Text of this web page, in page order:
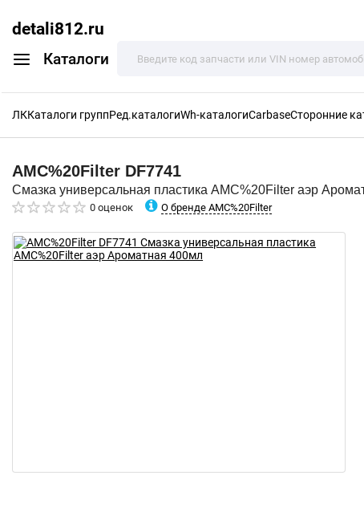
detali812.ru
Каталоги
ЛККаталоги группРед.каталогиWh-каталогиCarbaseСторонние
AMC%20Filter DF7741
Смазка универсальная пластика AMC%20Filter аэр
0 оценок О бренде AMC%20Filter